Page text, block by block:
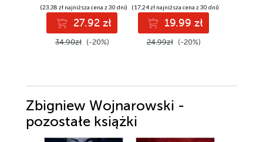
(23,38 zł najniższa cena z 30 dni)
27.92 zł
34.90zł (-20%)
(17,24 zł najniższa cena z 30 dni)
19.99 zł
24.99zł (-20%)
Zbigniew Wojnarowski -
pozostałe książki